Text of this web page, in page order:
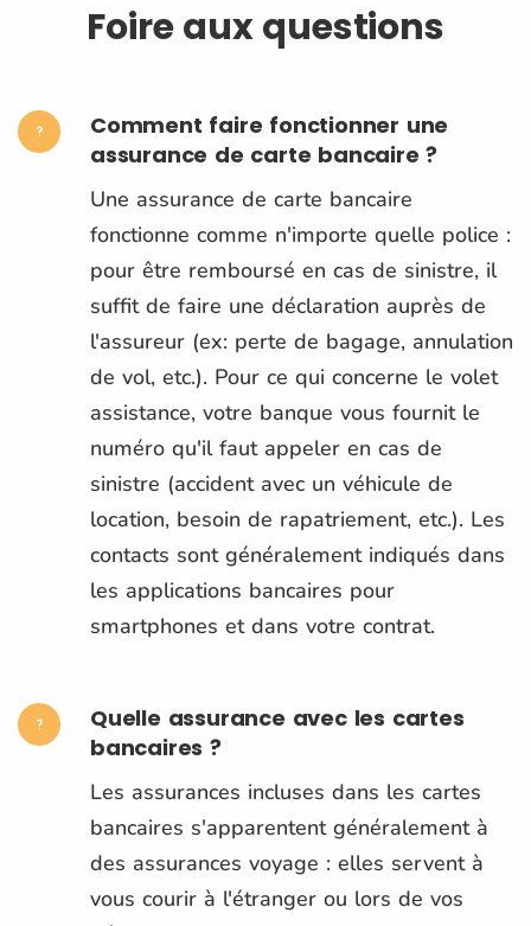
Foire aux questions
Comment faire fonctionner une
assurance de carte bancaire ?
Une assurance de carte bancaire
fonctionne comme n'importe quelle police :
pour être remboursé en cas de sinistre, il
suffit de faire une déclaration auprès de
l'assureur (ex: perte de bagage, annulation
de vol, etc.). Pour ce qui concerne le volet
assistance, votre banque vous fournit le
numéro qu'il faut appeler en cas de
sinistre (accident avec un véhicule de
location, besoin de rapatriement, etc.). Les
contacts sont généralement indiqués dans
les applications bancaires pour
smartphones et dans votre contrat.
Quelle assurance avec les cartes
bancaires ?
Les assurances incluses dans les cartes
bancaires s'apparentent généralement à
des assurances voyage : elles servent à
vous courir à l'étranger ou lors de vos